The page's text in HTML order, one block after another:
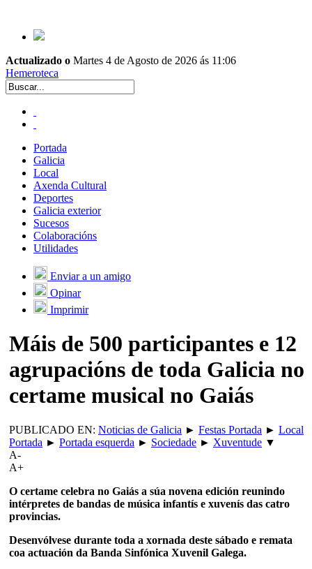
Actualizado o Martes 4 de Agosto de 2026 ás 11:06
Hemeroteca
Portada
Galicia
Local
Axenda Cultural
Deportes
Galicia exterior
Sucesos
Colaboracións
Utilidades
Enviar a un amigo
Opinar
Imprimir
Máis de 500 participantes e 12
agrupacións de toda Galicia no
certame musical no Gaiás
PUBLICADO EN: Noticias de Galicia ► Festas Portada ► Local
Portada ► Portada esquerda ► Sociedade ► Xuventude ▼
A-
A+
O certame celebra no Gaiás a súa novena edición reunindo
intérpretes de bandas de música infantís e xuvenís das catro
provincias.
Desenvólvese durante toda a xornada deste sábado e remata
coa actuación da Banda Sinfónica Xuvenil Galega.